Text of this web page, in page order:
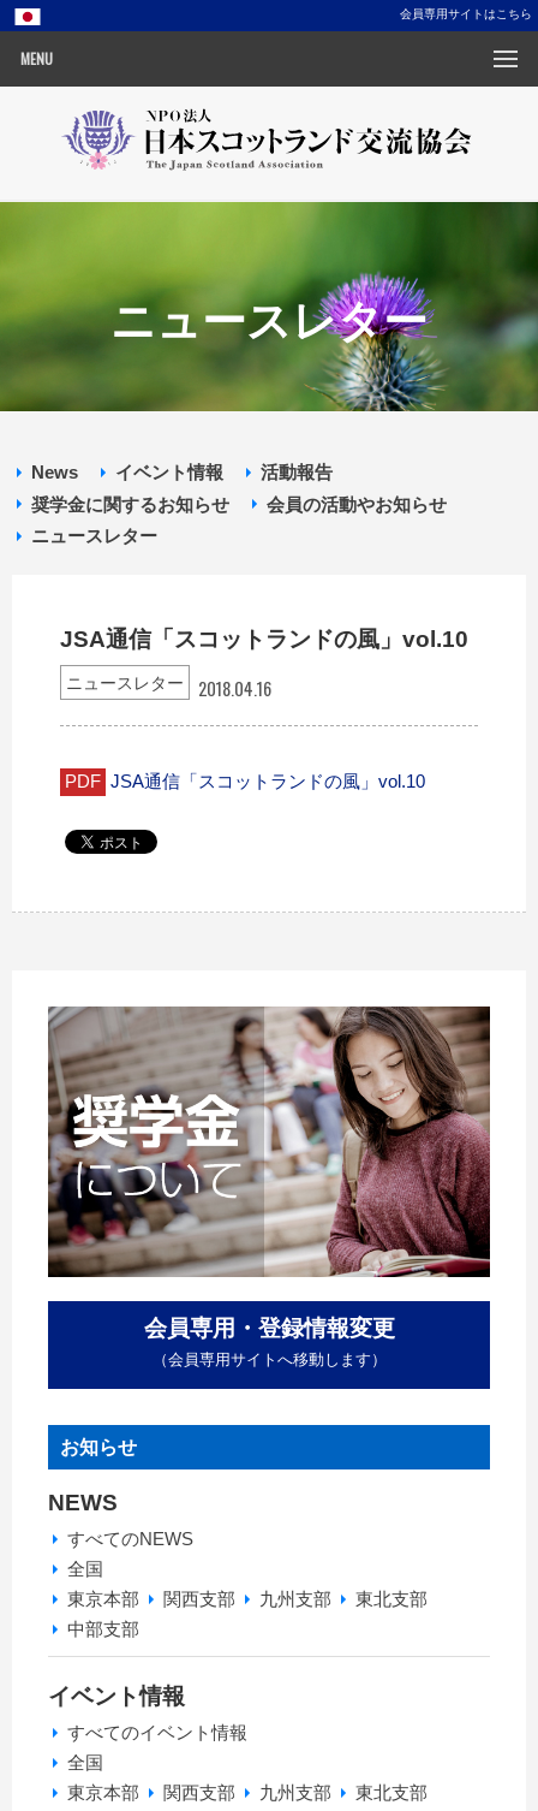
会員専用サイトはこちら
MENU
ニュースレター
News イベント情報
活動報告
奨学金に関するお知らせ
会員の活動やお知らせ
ニュースレター
JSA通信「スコットランドの風」vol.10
ニュースレター
2018.04.16
PDF JSA通信「スコットランドの風」vol.10
会員専用・登録情報変更
（会員専用サイトへ移動します）
お知らせ
NEWS
すべてのNEWS
全国
東京本部
関西支部 九州支部
東北支部
中部支部
イベント情報
すべてのイベント情報
全国
東京本部
関西支部 九州支部
東北支部